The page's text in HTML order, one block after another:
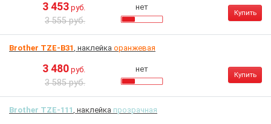
3 453 руб.
3 555 руб.
нет
Купить
Brother TZE-B31, наклейка оранжевая
3 480 руб.
3 585 руб.
нет
Купить
Brother TZE-111, наклейка прозрачная